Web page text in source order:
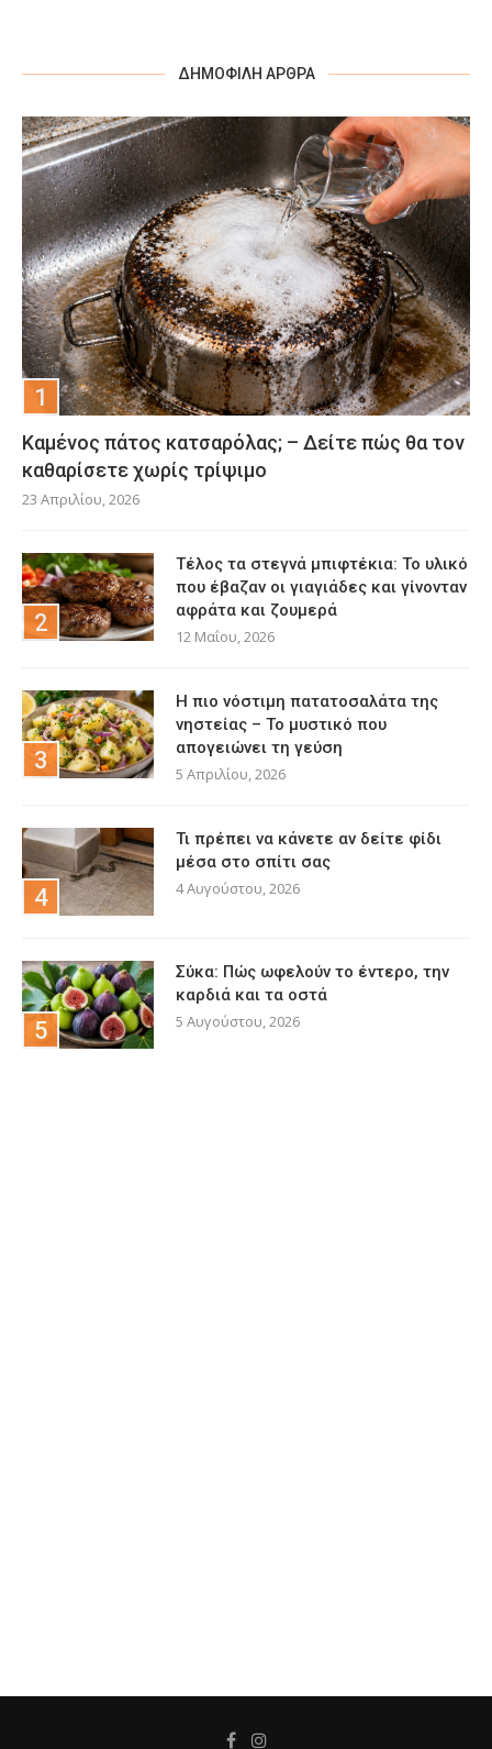
ΔΗΜΟΦΙΛΉ ΆΡΘΡΑ
Καμένος πάτος κατσαρόλας; – Δείτε πώς θα τον
καθαρίσετε χωρίς τρίψιμο
23 Απριλίου, 2026
Τέλος τα στεγνά μπιφτέκια: Το υλικό
που έβαζαν οι γιαγιάδες και γίνονταν
αφράτα και ζουμερά
12 Μαΐου, 2026
Η πιο νόστιμη πατατοσαλάτα της
νηστείας – Το μυστικό που
απογειώνει τη γεύση
5 Απριλίου, 2026
Τι πρέπει να κάνετε αν δείτε φίδι
μέσα στο σπίτι σας
4 Αυγούστου, 2026
Σύκα: Πώς ωφελούν το έντερο, την
καρδιά και τα οστά
5 Αυγούστου, 2026